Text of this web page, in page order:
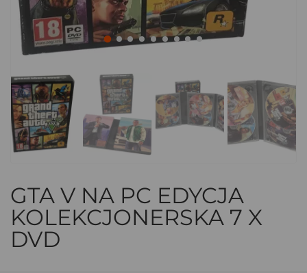
GTA V NA PC EDYCJA
KOLEKCJONERSKA 7 X
DVD